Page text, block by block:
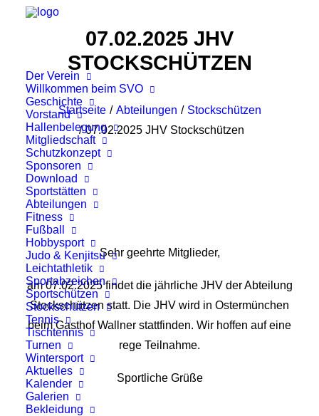
Der Verein
Willkommen beim SVO
Geschichte
Vorstand
Hallenbelegung
Mitgliedschaft
Schutzkonzept
Sponsoren
Download
Sportstätten
Abteilungen
Fitness
Fußball
Hobbysport
Judo & Kenjitsu
Leichtathletik
Sportabzeichen
Sportschützen
Stockschützen
Tennis
Tischtennis
Turnen
Wintersport
Aktuelles
Kalender
Galerien
Bekleidung
07.02.2025 JHV
STOCKSCHÜTZEN
Startseite Abteilungen
Stockschützen
07.02.2025 JHV Stockschützen
Sehr geehrte Mitglieder,
am 07.02.2025 findet die jährliche JHV der Abteilung
Stockschützen statt. Die JHV wird in Ostermünchen
beim Gasthof Wallner stattfinden. Wir hoffen auf eine
rege Teilnahme.
Sportliche Grüße